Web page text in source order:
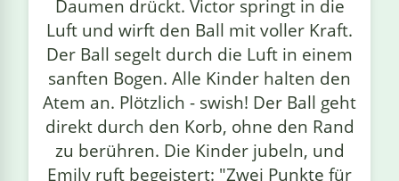
Daumen drückt. Victor springt in die
Luft und wirft den Ball mit voller Kraft.
Der Ball segelt durch die Luft in einem
sanften Bogen. Alle Kinder halten den
Atem an. Plötzlich - swish! Der Ball geht
direkt durch den Korb, ohne den Rand
zu berühren. Die Kinder jubeln, und
Emily ruft begeistert: "Zwei Punkte für